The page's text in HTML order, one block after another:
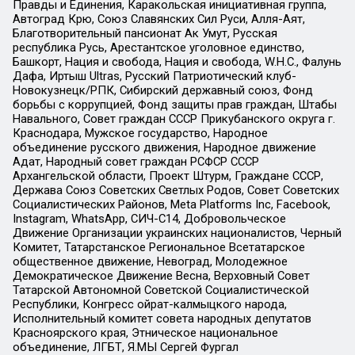
Правды и Единения, Каракольская инициативная группа,
Автоград Крю, Союз Славянских Сил Руси, Алля-Аят,
Благотворительный пансионат Ак Умут, Русская
республика Русь, Арестантское уголовное единство,
Башкорт, Нация и свобода, Нация и свобода, W.H.С., Фалунь
Дафа, Иртыш Ultras, Русский Патриотический клуб-
Новокузнецк/РПК, Сибирский державный союз, Фонд
борьбы с коррупцией, Фонд защиты прав граждан, Штабы
Навального, Совет граждан СССР Прикубанского округа г.
Краснодара, Мужское государство, Народное
объединение русского движения, Народное движение
Адат, Народный совет граждан РСФСР СССР
Архангельской области, Проект Штурм, Граждане СССР,
Держава Союз Советских Светлых Родов, Совет Советских
Социалистических Районов, Meta Platforms Inc, Facebook,
Instagram, WhatsApp, СИЧ-С14, Добровольческое
Движение Организации украинских националистов, Черный
Комитет, Татарстанское Региональное Всетатарское
общественное движение, Невоград, Молодежное
Демократическое Движение Весна, Верховный Совет
Татарской Автономной Советской Социалистической
Республики, Конгресс ойрат-калмыцкого народа,
Исполнительный комитет совета народных депутатов
Красноярского края, Этническое национальное
объединение, ЛГБТ, Я.МЫ Сергей Фургал